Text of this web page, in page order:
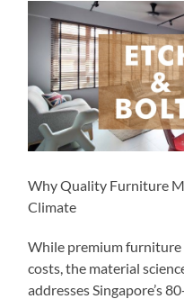
Why Quality Furniture
Climate
While premium
costs, the material
addresses Singapore’s